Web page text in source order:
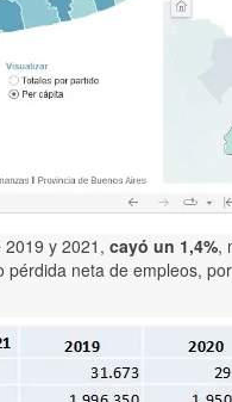
y 2021, cayó un 1,4%,
neta de empleos,